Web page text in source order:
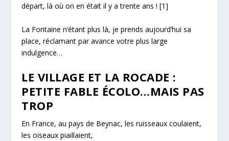
départ, là où on en était il y a trente ans ![1]
La Fontaine n’étant plus là, je prends aujourd’hui sa
place, réclamant par avance votre plus large
indulgence…
LE VILLAGE ET LA ROCADE :
PETITE FABLE ÉCOLO…MAIS PAS
TROP
En France, au pays de Beynac, les ruisseaux coulaient,
les oiseaux piaillaient,